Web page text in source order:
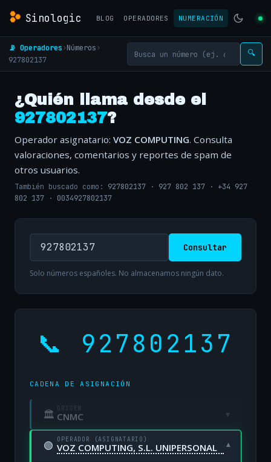
Sinologic BLOG OPERADORES NUMERACIÓN
📡 Operadores›Números›
927802137
🔍
¿Quién llama desde el
927802137?
Operador asignatario: VOZ COMPUTING. Consulta
valoraciones, comentarios y reportes de spam de
otros usuarios.
También buscado como: 927802137 · 927 802 137 · +34 927
802 137 · 0034927802137
Consultar
Solo números españoles. No almacenamos ningún dato.
📞 927802137
CADENA DE ASIGNACIÓN
🏛 ORIGEN
CNMC ▾
🟢 OPERADOR (ASIGNATARIO)
VOZ COMPUTING, S.L. UNIPERSONAL ▾